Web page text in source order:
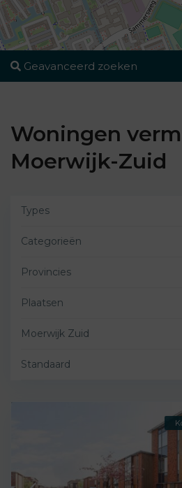
Geavanceerd zoeken
Woningen
Moerwijk-Zuid
Types
Categorieën
Provincies
Plaatsen
Moerwijk Zuid
Standaard